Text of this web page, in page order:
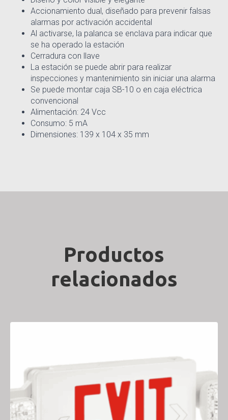
Accionamiento dual, diseñado para prevenir falsas
alarmas por activación accidental
Al activarse, la palanca se enclava para indicar que
se ha operado la estación
Cerradura con llave
La estación se puede abrir para realizar
inspecciones y mantenimiento sin iniciar una alarma
Se puede montar caja SB-10 o en caja eléctrica
convencional
Alimentación: 24 Vcc
Consumo: 5 mA
Dimensiones: 139 x 104 x 35 mm
Productos
relacionados